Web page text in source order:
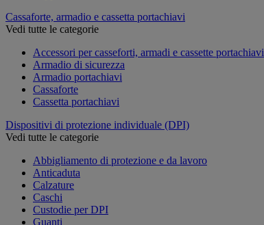
Cassaforte, armadio e cassetta portachiavi
Vedi tutte le categorie
Accessori per casseforti, armadi e cassette portachiavi
Armadio di sicurezza
Armadio portachiavi
Cassaforte
Cassetta portachiavi
Dispositivi di protezione individuale (DPI)
Vedi tutte le categorie
Abbigliamento di protezione e da lavoro
Anticaduta
Calzature
Caschi
Custodie per DPI
Guanti